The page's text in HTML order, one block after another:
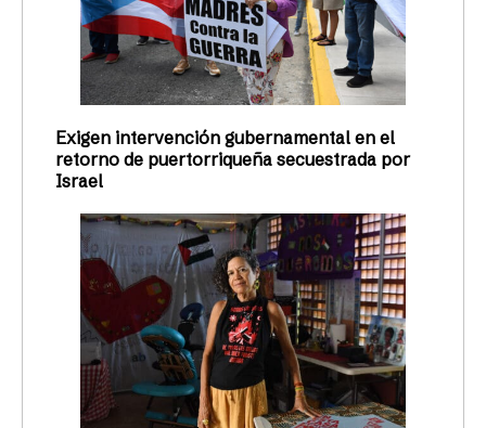
Exigen intervención gubernamental en el
retorno de puertorriqueña secuestrada por
Israel